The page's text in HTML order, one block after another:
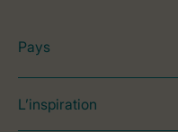
Pays
L’inspiration